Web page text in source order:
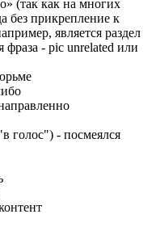
(так как на многих
без прикрепление к
является раздел
- pic unrelated или
голос") - посмеялся